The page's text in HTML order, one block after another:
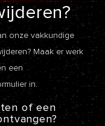
onze vakkundige
Maak er werk
een
in.
of een